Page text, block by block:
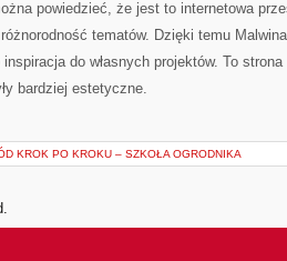
powiedzieć, że jest to internetowa
tematów. Dzięki temu
do własnych projektów. To
bardziej estetyczne.
KROK PO KROKU – SZKOŁA OGRODNIKA